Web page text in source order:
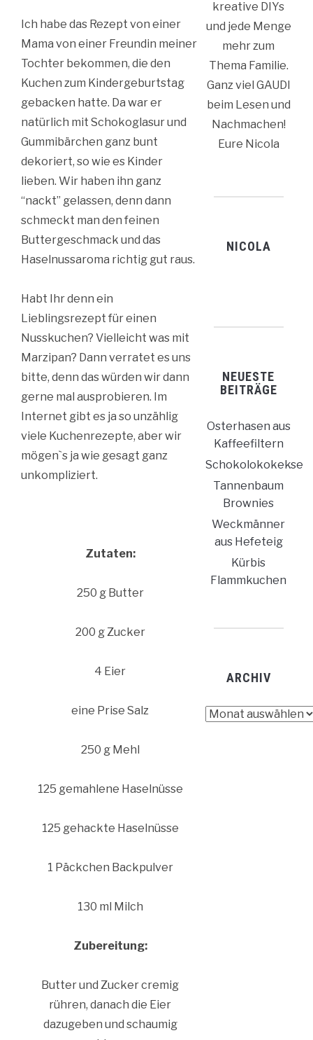
Ich habe das Rezept von einer
Mama von einer Freundin meiner
Tochter bekommen, die den
Kuchen zum Kindergeburtstag
gebacken hatte. Da war er
natürlich mit Schokoglasur und
Gummibärchen ganz bunt
dekoriert, so wie es Kinder
lieben. Wir haben ihn ganz
“nackt” gelassen, denn dann
schmeckt man den feinen
Buttergeschmack und das
Haselnussaroma richtig gut raus.
Habt Ihr denn ein
Lieblingsrezept für einen
Nusskuchen? Vielleicht was mit
Marzipan? Dann verratet es uns
bitte, denn das würden wir dann
gerne mal ausprobieren. Im
Internet gibt es ja so unzählig
viele Kuchenrezepte, aber wir
mögen`s ja wie gesagt ganz
unkompliziert.
Zutaten:
250 g Butter
200 g Zucker
4 Eier
eine Prise Salz
250 g Mehl
125 gemahlene Haselnüsse
125 gehackte Haselnüsse
1 Päckchen Backpulver
130 ml Milch
Zubereitung:
Butter und Zucker cremig
rühren, danach die Eier
dazugeben und schaumig
kreative DIYs
und jede Menge
mehr zum
Thema Familie.
Ganz viel GAUDI
beim Lesen und
Nachmachen!
Eure Nicola
NICOLA
NEUESTE
BEITRÄGE
Osterhasen aus
Kaffeefiltern
Schokolokokekse
Tannenbaum
Brownies
Weckmänner
aus Hefeteig
Kürbis
Flammkuchen
ARCHIV
Archiv